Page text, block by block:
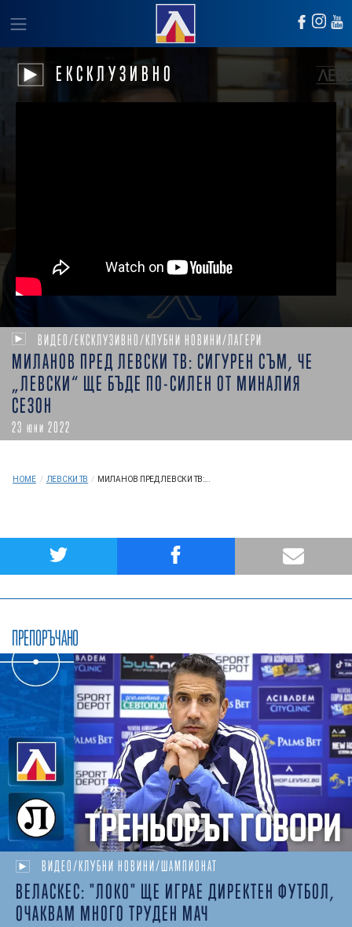
ЕКСКЛУЗИВНО
ВИДЕО/ЕКСКЛУЗИВНО/КЛУБНИ НОВИНИ/ЛАГЕРИ
МИЛАНОВ ПРЕД ЛЕВСКИ ТВ: СИГУРЕН СЪМ, ЧЕ
„ЛЕВСКИ“ ЩЕ БЪДЕ ПО-СИЛЕН ОТ МИНАЛИЯ
СЕЗОН
23 юни 2022
HOME / ЛЕВСКИ ТВ / МИЛАНОВ ПРЕД ЛЕВСКИ ТВ:...
ПРЕПОРЪЧАНО
ВИДЕО/КЛУБНИ НОВИНИ/ШАМПИОНАТ
ВЕЛАСКЕС: "ЛОКО" ЩЕ ИГРАЕ ДИРЕКТЕН ФУТБОЛ,
ОЧАКВАМ МНОГО ТРУДЕН МАЧ